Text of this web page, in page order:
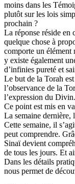
moins dans les
plutôt sur les lois
prochain ?
La réponse réside en
quelque chose à
comporte un élément
y existe également
d’infinies pureté et
Le but de la Torah
l’observance de la
l’expression du Divin.
Ce point est mis en
La semaine dernière,
Cette semaine, il
peut comprendre.
Sinaï devient
de tous les jours. Et
Dans les détails
nous permet de